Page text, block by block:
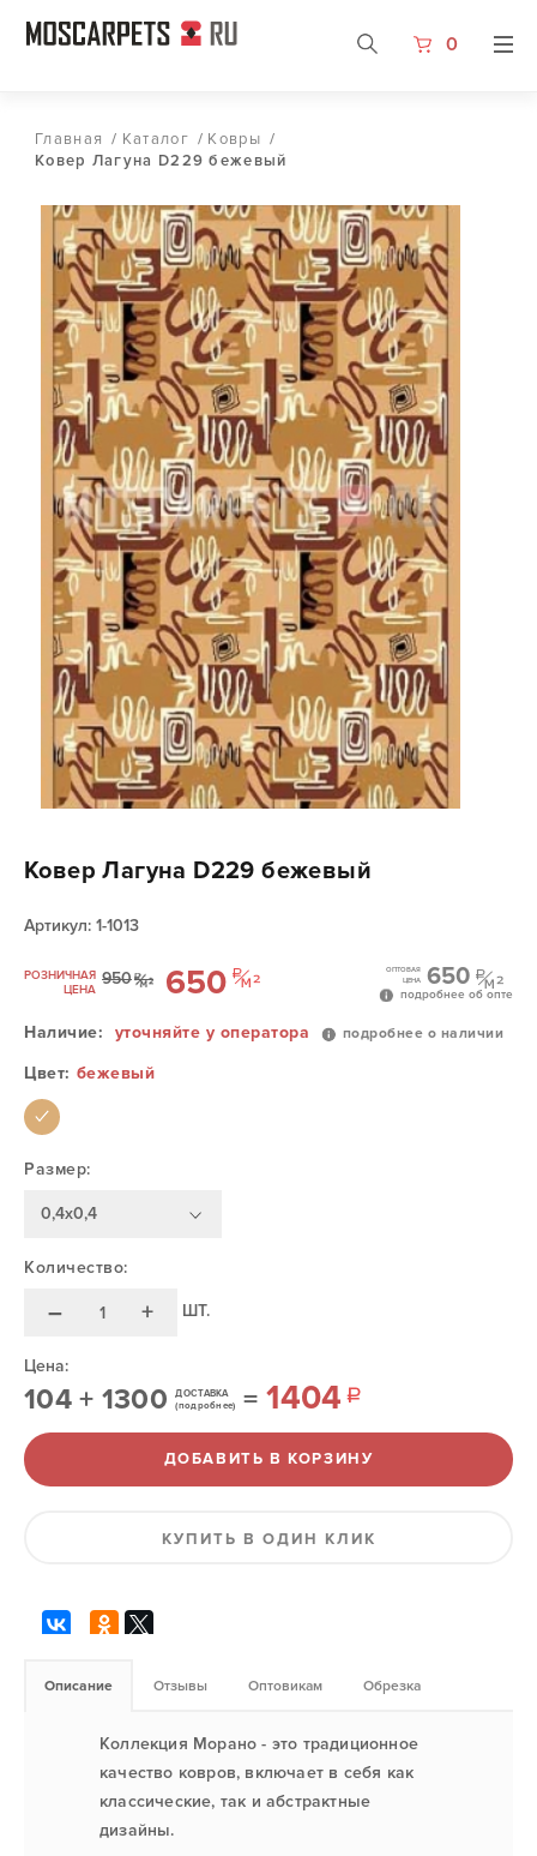
0
Главная / Каталог / Ковры /
Ковер Лагуна D229 бежевый
Ковер Лагуна D229 бежевый
Артикул: 1-1013
РОЗНИЧНАЯ
ЦЕНА
950 650
ОПТОВАЯ
ЦЕНА
650
подробнее об опте
Наличие: уточняйте у оператора подробнее о наличии
Цвет: бежевый
Размер:
0,4х0,4
Количество:
– + ШТ.
Цена:
104+ 1300ДОСТАВКА
(подробнее)
= 1404
ДОБАВИТЬ В КОРЗИНУ
КУПИТЬ В ОДИН КЛИК
Описание Отзывы Оптовикам Обрезка
Коллекция Морано - это традиционное
качество ковров, включает в себя как
классические, так и абстрактные
дизайны.